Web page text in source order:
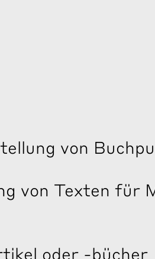
von
von Texten für
oder -bücher